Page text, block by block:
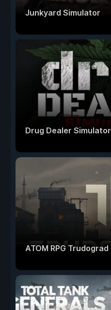
Junkyard Simulator
Drug Dealer Simulator
ATOM RPG Trudograd